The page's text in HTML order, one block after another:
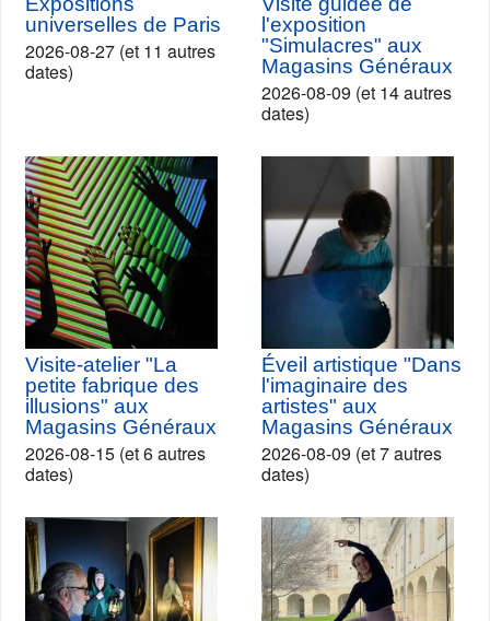
universelles de Paris
2026-08-27 (et 11 autres
dates)
l'exposition
"Simulacres" aux
Magasins Généraux
2026-08-09 (et 14 autres
dates)
Visite-atelier "La
petite fabrique des
illusions" aux
Magasins Généraux
2026-08-15 (et 6 autres
dates)
Éveil artistique "Dans
l'imaginaire des
artistes" aux
Magasins Généraux
2026-08-09 (et 7 autres
dates)